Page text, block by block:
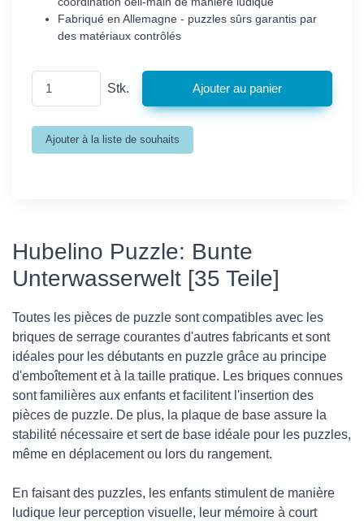
Fabriqué en Allemagne - puzzles sûrs garantis par
des matériaux contrôlés
Stk.
Hubelino Puzzle: Bunte
Unterwasserwelt [35 Teile]
Toutes les pièces de puzzle sont compatibles avec les
briques de serrage courantes d'autres fabricants et sont
idéales pour les débutants en puzzle grâce au principe
d'emboîtement et à la taille pratique. Les briques connues
sont familières aux enfants et facilitent l'insertion des
pièces de puzzle. De plus, la plaque de base assure la
stabilité nécessaire et sert de base idéale pour les puzzles,
même en déplacement ou lors du rangement.
En faisant des puzzles, les enfants stimulent de manière
ludique leur perception visuelle, leur mémoire à court